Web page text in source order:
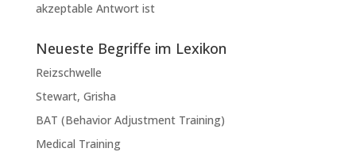
akzeptable Antwort ist
Neueste Begriffe im Lexikon
Reizschwelle
Stewart, Grisha
BAT (Behavior Adjustment Training)
Medical Training